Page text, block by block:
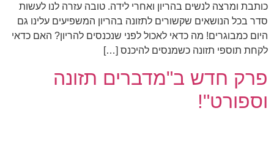
כותבת ומרצה לנשים בהריון ואחרי לידה. טובה עזרה לנו לעשות
סדר בכל הנושאים שקשורים לתזונה בהריון המשפיעים עלינו גם
היום כמבוגרים! מה כדאי לאכול לפני שנכנסים להריון? האם כדאי
לקחת תוספי תזונה כשמנסים להיכנס […]
פרק חדש ב"מדברים תזונה
וספורט"!